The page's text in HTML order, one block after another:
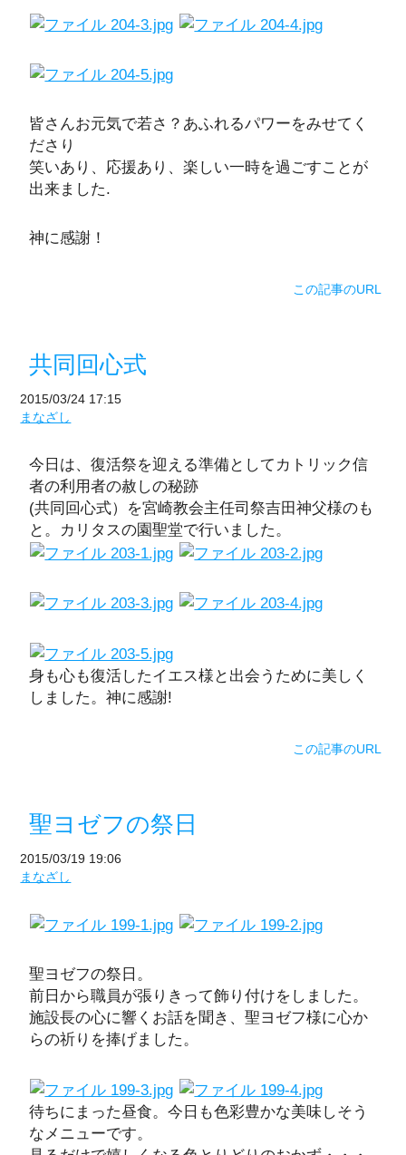
皆さんお元気で若さ？あふれるパワーをみせてく
ださり
笑いあり、応援あり、楽しい一時を過ごすことが
出来ました.
神に感謝！
この記事のURL
共同回心式
2015/03/24 17:15
まなざし
今日は、復活祭を迎える準備としてカトリック信
者の利用者の赦しの秘跡
(共同回心式）を宮崎教会主任司祭吉田神父様のも
と。カリタスの園聖堂で行いました。
身も心も復活したイエス様と出会うために美しく
しました。神に感謝!
この記事のURL
聖ヨゼフの祭日
2015/03/19 19:06
まなざし
聖ヨゼフの祭日。
前日から職員が張りきって飾り付けをしました。
施設長の心に響くお話を聞き、聖ヨゼフ様に心か
らの祈りを捧げました。
待ちにまった昼食。今日も色彩豊かな美味しそう
なメニューです。